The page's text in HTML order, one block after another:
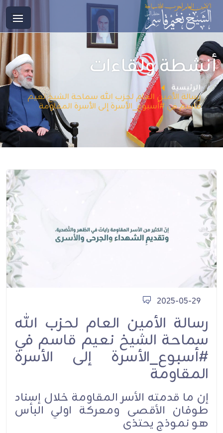
أنشطة ولقاءات
الرئيسية
رسالة الأمين العام لحزب الله سماحة الشيخ نعيم
قاسم في #أسبوع_الأسرة إلى الأسرة المقاومة
2025-05-29
رسالة الأمين العام لحزب الله
سماحة الشيخ نعيم قاسم في
#أسبوع_الأسرة إلى الأسرة
المقاومة
إن ما قدمته الأسر المقاومة خلال إسناد
طوفان الأقصى ومعركة اولي البأس
هو نموذج يحتذى